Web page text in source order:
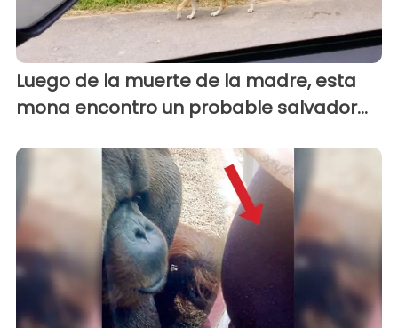
Luego de la muerte de la madre, esta
mona encontro un probable salvador...